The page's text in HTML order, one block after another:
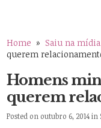
Home »Saiu na mídia
querem
Homens
querem
Posted on outubro 6, 2014 in